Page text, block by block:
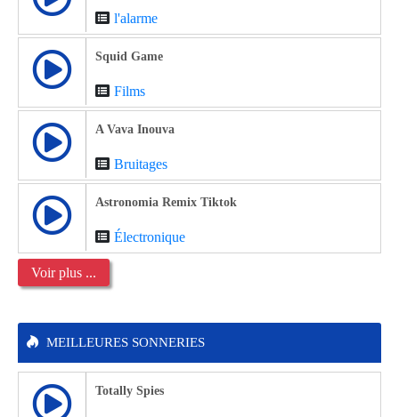
l'alarme
Squid Game
Films
A Vava Inouva
Bruitages
Astronomia Remix Tiktok
Électronique
Voir plus ...
MEILLEURES SONNERIES
Totally Spies